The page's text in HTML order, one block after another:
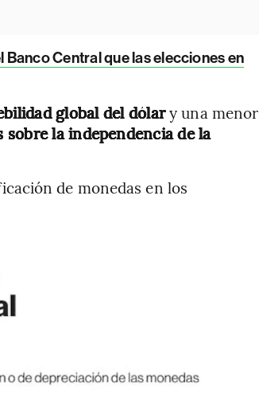
Central que las elecciones en
global del dólary una menor
la independencia de la
de monedas en los